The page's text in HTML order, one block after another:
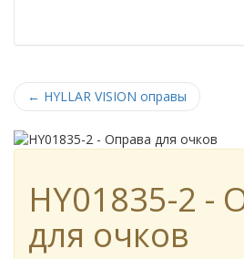
← HYLLAR VISION оправы
HY01835-2 -
для очков